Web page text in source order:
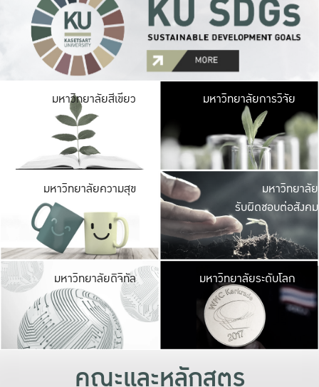
มหาวิทยาลัยสีเขียว มหาวิ
มีพื้นที่เขียวสดใส
เป็นป่าในเมือง เกษต
มหาวิทยาลัยการวิจัย
มหาวิทยาลัยความสุข มหาวิ
ค
เปิดประ
และพบเรื่องราวใ
มหาวิทยาลัย
รับผิดชอบต่อสังคม
มหาวิทยาลัยดิจิทัล มหาวิ
เปลี่ยนแปลง แล
เพื่อทำง
ระบบสารสนเทศ
มหาวิทยาลัยระดับโลก
คณะและหลักสูตร